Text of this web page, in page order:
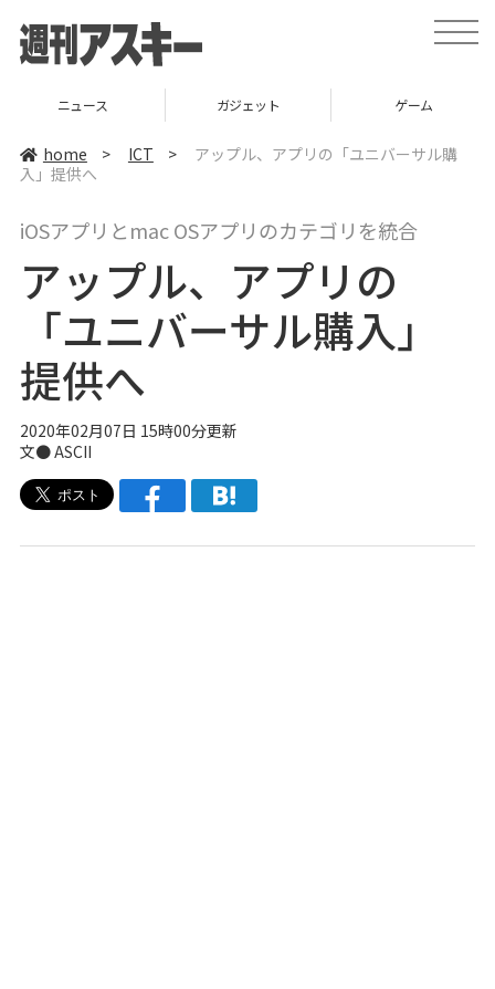
t
o
v
ニュース ガジェット ゲーム
home > ICT >
アップル、アプリの「ユニバーサル購
入」提供へ
iOSアプリとmac OSアプリのカテゴリを統合
アップル、アプリの
「ユニバーサル購入」
提供へ
2020年02月07日 15時00分更新
文● ASCII